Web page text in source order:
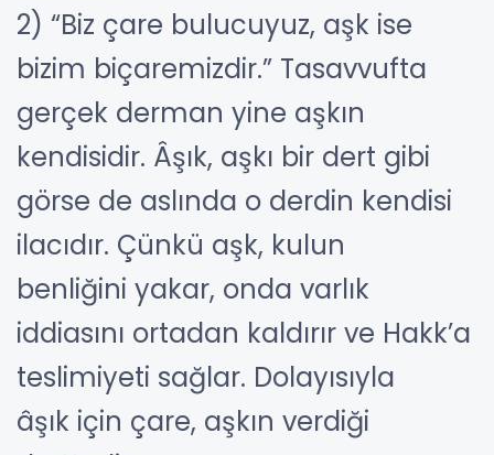
2) “Biz çare bulucuyuz, aşk ise
bizim biçaremizdir.” Tasavvufta
gerçek derman yine aşkın
kendisidir. Âşık, aşkı bir dert gibi
görse de aslında o derdin kendisi
ilacıdır. Çünkü aşk, kulun
benliğini yakar, onda varlık
iddiasını ortadan kaldırır ve Hakk’a
teslimiyeti sağlar. Dolayısıyla
âşık için çare, aşkın verdiği